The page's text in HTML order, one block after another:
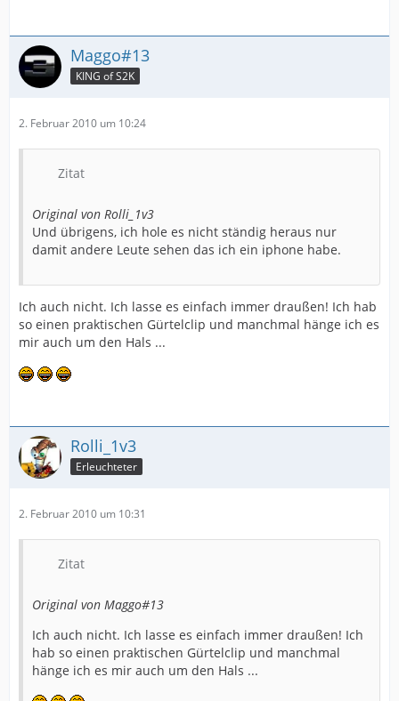
Maggo#13
KING of S2K
2. Februar 2010 um 10:24
Zitat
Original von Rolli_1v3
Und übrigens, ich hole es nicht ständig heraus nur
damit andere Leute sehen das ich ein iphone habe.
Ich auch nicht. Ich lasse es einfach immer draußen! Ich hab
so einen praktischen Gürtelclip und manchmal hänge ich es
mir auch um den Hals ...
Rolli_1v3
Erleuchteter
2. Februar 2010 um 10:31
Zitat
Original von Maggo#13
Ich auch nicht. Ich lasse es einfach immer draußen! Ich
hab so einen praktischen Gürtelclip und manchmal
hänge ich es mir auch um den Hals ...